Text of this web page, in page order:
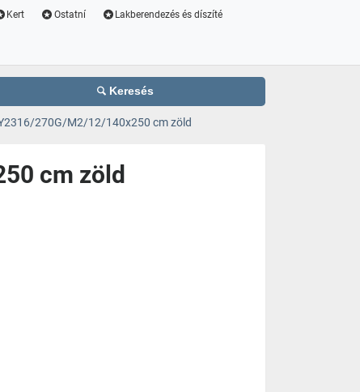
Kert Ostatní Lakberendezés és díszíté
Keresés
270G/M2/12/140x250 cm zöld
cm zöld